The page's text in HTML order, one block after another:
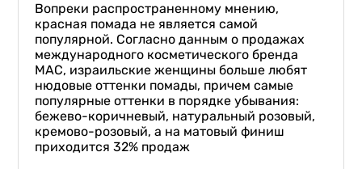
Вопреки распространенному мнению,
красная помада не является самой
популярной. Согласно данным о продажах
международного косметического бренда
MAC, израильские женщины больше любят
нюдовые оттенки помады, причем самые
популярные оттенки в порядке убывания:
бежево-коричневый, натуральный розовый,
кремово-розовый, а на матовый финиш
приходится 32% продаж